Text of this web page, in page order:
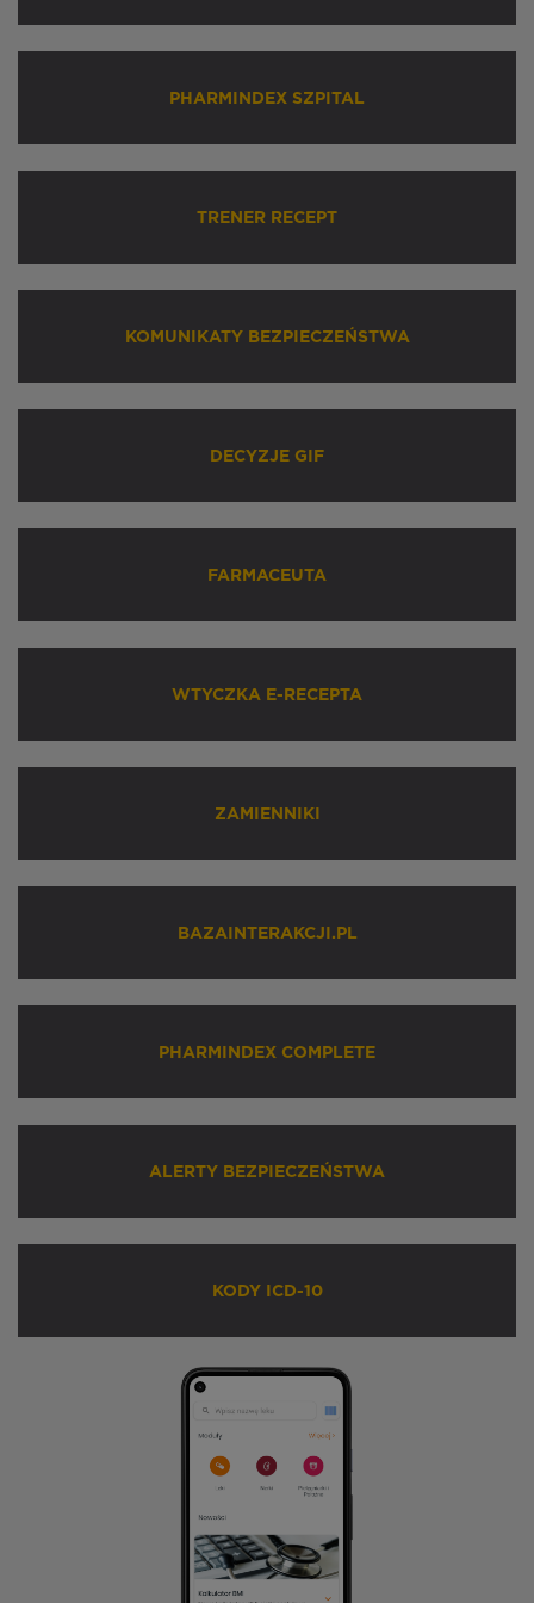
PHARMINDEX SZPITAL
TRENER RECEPT
KOMUNIKATY BEZPIECZEŃSTWA
DECYZJE GIF
FARMACEUTA
WTYCZKA E-RECEPTA
ZAMIENNIKI
BAZAINTERAKCJI.PL
PHARMINDEX COMPLETE
ALERTY BEZPIECZEŃSTWA
KODY ICD-10